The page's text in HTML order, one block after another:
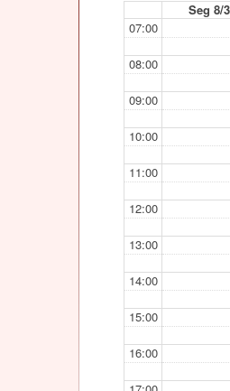
Seg 8/3
07:00
08:00
09:00
10:00
11:00
12:00
13:00
14:00
15:00
16:00